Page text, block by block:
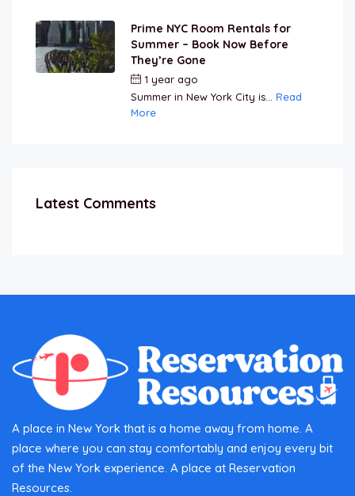
Prime NYC Room Rentals for
Summer – Book Now Before
They’re Gone
1 year ago
Summer in New York City is... Read
More
Latest Comments
A place in New York that is a home away from home. A
place where you can stay comfortably and enjoy every bit
of the New York experience. A place at Reservation
Resources.